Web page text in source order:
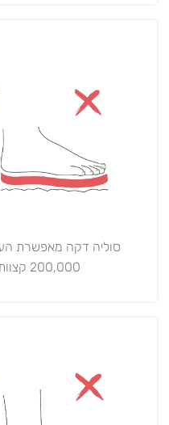
סוליה דקה מאפשרת
200,000 קצוות העצבים בכף הרגל.